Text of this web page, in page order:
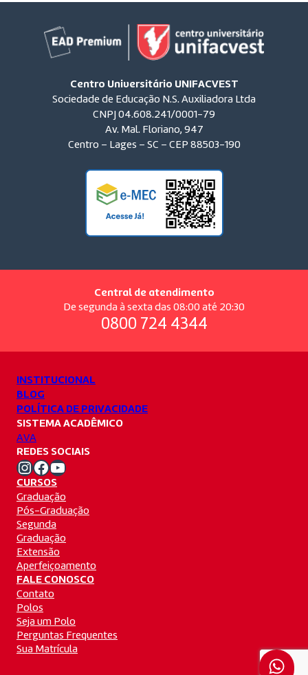
Centro Universitário UNIFACVEST
Sociedade de Educação N.S. Auxiliadora Ltda
CNPJ 04.608.241/0001-79
Av. Mal. Floriano, 947
Centro – Lages – SC – CEP 88503-190
Central de atendimento
De segunda à sexta das 08:00 até 20:30
0800 724 4344
INSTITUCIONAL
BLOG
POLÍTICA DE PRIVACIDADE
SISTEMA ACADÊMICO
AVA
REDES SOCIAIS
Instagram Unifacvest Facebook Unifacvest Youtube Unifacvest
CURSOS
Graduação
Pós-Graduação
Segunda
Graduação
Extensão
Aperfeiçoamento
FALE CONOSCO
Contato
Polos
Seja um Polo
Perguntas Frequentes
Sua Matrícula